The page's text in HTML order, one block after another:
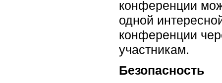
конференции
одной
конференции
участникам.
Безопасность